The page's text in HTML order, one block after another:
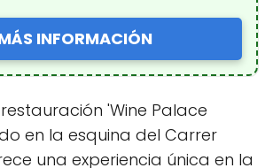
INFORMACIÓN
'Wine Palace
en la esquina del Carrer
una experiencia única en la